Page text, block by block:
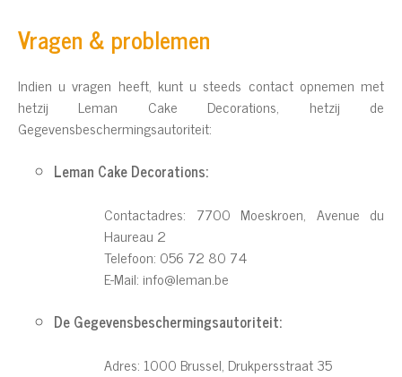
Vragen & problemen
Indien u vragen heeft, kunt u steeds contact opnemen met
hetzij Leman Cake Decorations, hetzij de
Gegevensbeschermingsautoriteit:
Leman Cake Decorations:
Contactadres: 7700 Moeskroen, Avenue du
Haureau 2
Telefoon: 056 72 80 74
E-Mail: info@leman.be
De Gegevensbeschermingsautoriteit:
Adres: 1000 Brussel, Drukpersstraat 35